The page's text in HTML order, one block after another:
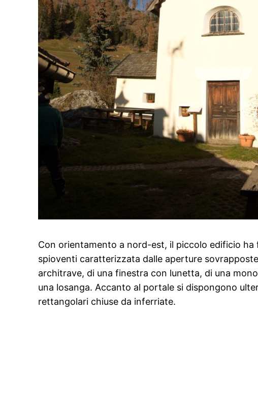
Con orientamento a nord-est, il piccolo edificio ha
spioventi caratterizzata dalle aperture
architrave, di una finestra con lunetta, di una
una losanga. Accanto al portale si dispongono
rettangolari chiuse da inferriate.